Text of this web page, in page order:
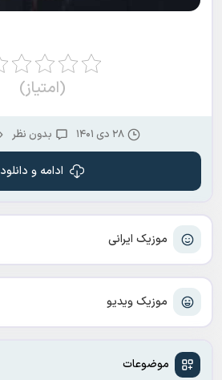
موزیک ایرانی
موزیک ویدیو
موضوعات
(امتیاز)
۲۸ دی ۱۴۰۱ بدون نظر
ادامه و دانلود